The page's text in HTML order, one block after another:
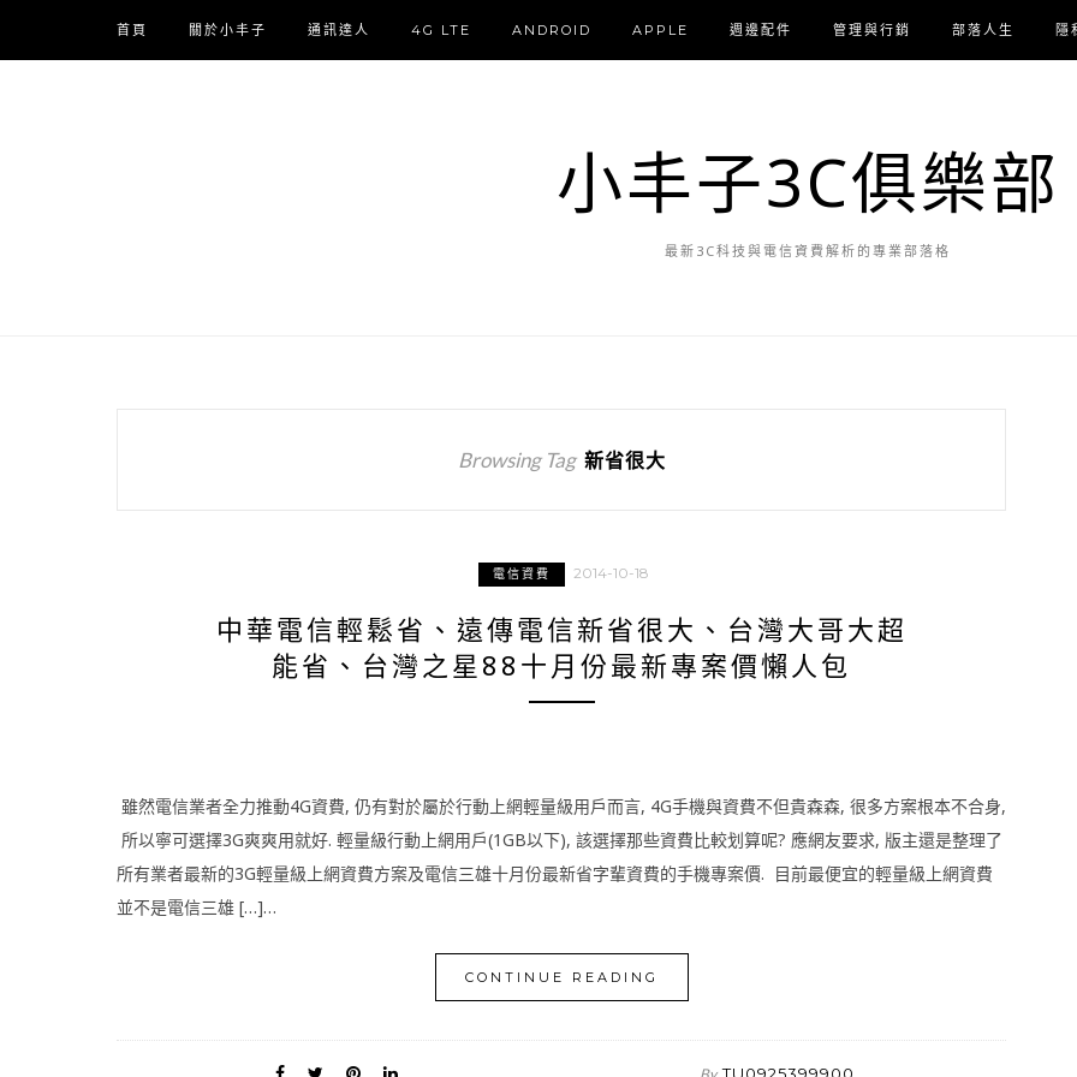
首頁 關於小丰子 通訊達人 4G LTE ANDROID APPLE 週邊配件 管理與行銷 部落人生 隱
小丰子3C俱樂部
最新3C科技與電信資費解析的專業部落格
Browsing Tag 新省很大
電信資費 2014-10-18
中華電信輕鬆省、遠傳電信新省很大、台灣大哥大超
能省、台灣之星88十月份最新專案價懶人包
雖然電信業者全力推動4G資費, 仍有對於屬於行動上網輕量級用戶而言, 4G手機與資費不但貴森森, 很多方案根本不合身,
所以寧可選擇3G爽爽用就好. 輕量級行動上網用戶(1GB以下), 該選擇那些資費比較划算呢? 應網友要求, 版主還是整理了
所有業者最新的3G輕量級上網資費方案及電信三雄十月份最新省字輩資費的手機專案價. 目前最便宜的輕量級上網資費
並不是電信三雄 […]…
CONTINUE READING